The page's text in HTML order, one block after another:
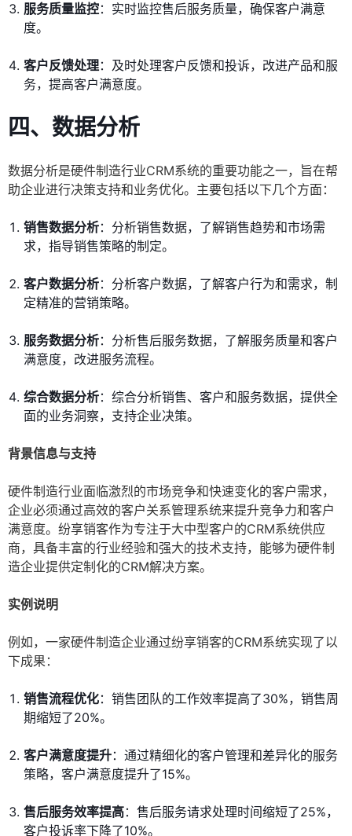
服务质量监控：实时监控售后服务质量，确保客户满意
度。
客户反馈处理：及时处理客户反馈和投诉，改进产品和服
务，提高客户满意度。
四、数据分析
数据分析是硬件制造行业CRM系统的重要功能之一，旨在帮
助企业进行决策支持和业务优化。主要包括以下几个方面：
销售数据分析：分析销售数据，了解销售趋势和市场需
求，指导销售策略的制定。
客户数据分析：分析客户数据，了解客户行为和需求，制
定精准的营销策略。
服务数据分析：分析售后服务数据，了解服务质量和客户
满意度，改进服务流程。
综合数据分析：综合分析销售、客户和服务数据，提供全
面的业务洞察，支持企业决策。
背景信息与支持
硬件制造行业面临激烈的市场竞争和快速变化的客户需求，
企业必须通过高效的客户关系管理系统来提升竞争力和客户
满意度。纷享销客作为专注于大中型客户的CRM系统供应
商，具备丰富的行业经验和强大的技术支持，能够为硬件制
造企业提供定制化的CRM解决方案。
实例说明
例如，一家硬件制造企业通过纷享销客的CRM系统实现了以
下成果：
销售流程优化：销售团队的工作效率提高了30%，销售周
期缩短了20%。
客户满意度提升：通过精细化的客户管理和差异化的服务
策略，客户满意度提升了15%。
售后服务效率提高：售后服务请求处理时间缩短了25%，
客户投诉率下降了10%。